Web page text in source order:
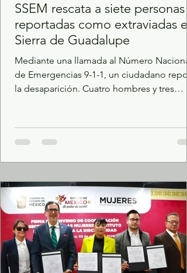
SSEM rescata a siete personas
reportadas como extraviadas en
Sierra de Guadalupe
Mediante una llamada al Número Nacional
de Emergencias 9-1-1, un ciudadano
la desaparición. Cuatro hombres y tres
de búsqueda terrestre. Como resultado de
una rápida intervención, elementos de la
siete personas que fueron reportadas
desaparecidas en el Parque Estatal Sierra
Guadalupe, en Coacalco.